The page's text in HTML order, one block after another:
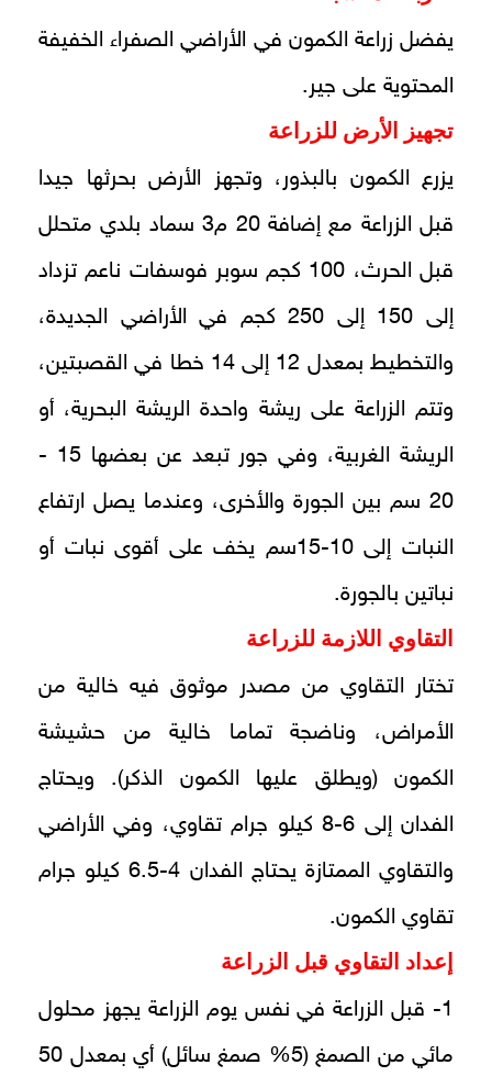
يفضل زراعة الكمون في الأراضي الصفراء الخفيفة
المحتوية على جير.
تجهيز الأرض للزراعة
يزرع الكمون بالبذور، وتجهز الأرض بحرثها جيدا
قبل الزراعة مع إضافة 20 م3 سماد بلدي متحلل
قبل الحرث، 100 كجم سوبر فوسفات ناعم تزداد
إلى 150 إلى 250 كجم في الأراضي الجديدة،
والتخطيط بمعدل 12 إلى 14 خطا في القصبتين،
وتتم الزراعة على ريشة واحدة الريشة البحرية، أو
الريشة الغربية، وفي جور تبعد عن بعضها 15 -
20 سم بين الجورة والأخرى، وعندما يصل ارتفاع
النبات إلى 10-15سم يخف على أقوى نبات أو
نباتين بالجورة.
التقاوي اللازمة للزراعة
تختار التقاوي من مصدر موثوق فيه خالية من
الأمراض، وناضجة تماما خالية من حشيشة
الكمون (ويطلق عليها الكمون الذكر). ويحتاج
الفدان إلى 6-8 كيلو جرام تقاوي، وفي الأراضي
والتقاوي الممتازة يحتاج الفدان 4-6.5 كيلو جرام
تقاوي الكمون.
إعداد التقاوي قبل الزراعة
1- قبل الزراعة في نفس يوم الزراعة يجهز محلول
مائي من الصمغ (5% صمغ سائل) أي بمعدل 50